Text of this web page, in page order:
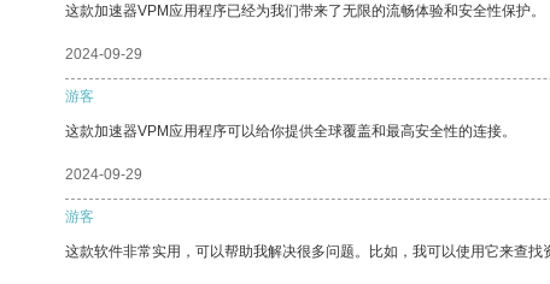
这款加速器VPM应用程序已经为我们带来了无限的流畅体验和安全性保护。
2024-09-29
游客
这款加速器VPM应用程序可以给你提供全球覆盖和最高安全性的连接。
2024-09-29
游客
这款软件非常实用，可以帮助我解决很多问题。比如，我可以使用它来查找